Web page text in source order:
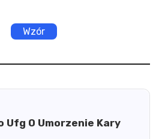
Wzór
Ufg O Umorzenie Kary